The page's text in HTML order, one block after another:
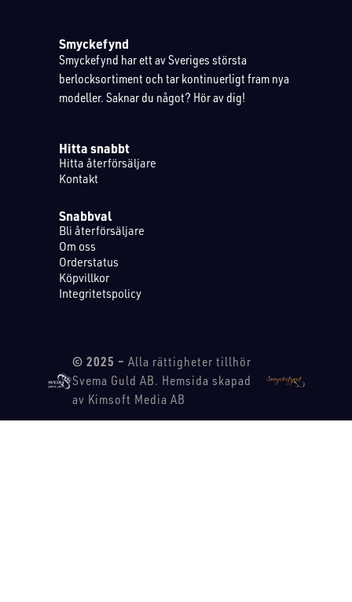
Smyckefynd
Smyckefynd har ett av Sveriges största
berlocksortiment och tar kontinuerligt fram nya
modeller. Saknar du något? Hör av dig!
Hitta snabbt
Hitta återförsäljare
Kontakt
Snabbval
Bli återförsäljare
Om oss
Orderstatus
Köpvillkor
Integritetspolicy
© 2025 – Alla rättigheter tillhör
Svema Guld AB. Hemsida skapad
av Kimsoft Media AB